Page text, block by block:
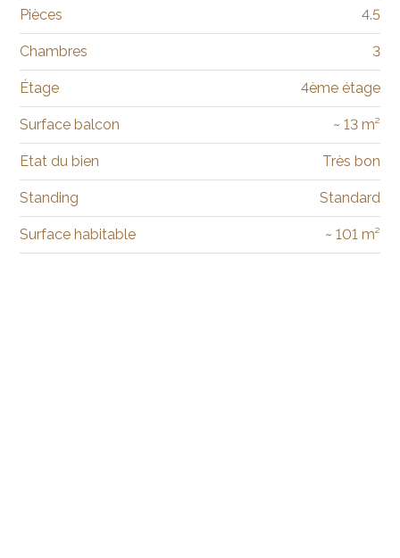
Pièces 4.5
Chambres 3
Étage 4ème étage
Surface balcon ~ 13 m²
Etat du bien Très bon
Standing Standard
Surface habitable ~ 101 m²